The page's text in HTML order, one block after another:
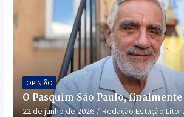
OPINIÃO
O Pasquim São Paulo,
22 de junho de 2026 Redação Estação